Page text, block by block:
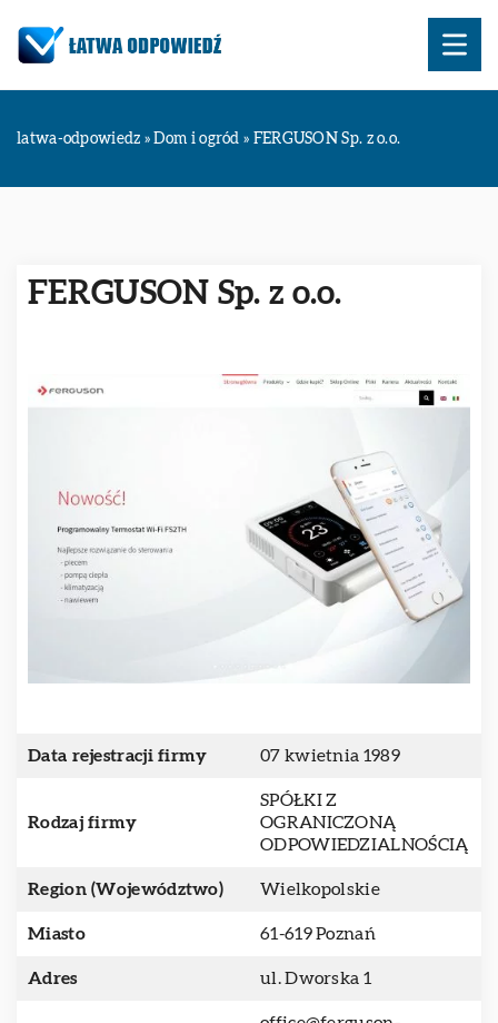
latwa-odpowiedz »Dom i ogród » FERGUSON Sp. z o.o.
FERGUSON Sp. z o.o.
Data rejestracji firmy 07 kwietnia 1989
Rodzaj firmy
SPÓŁKI Z
OGRANICZONĄ
ODPOWIEDZIALNOŚCIĄ
Region (Województwo) Wielkopolskie
Miasto 61-619 Poznań
Adres ul. Dworska 1